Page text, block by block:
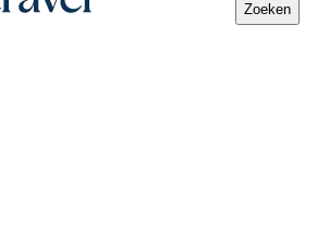
Zoeken